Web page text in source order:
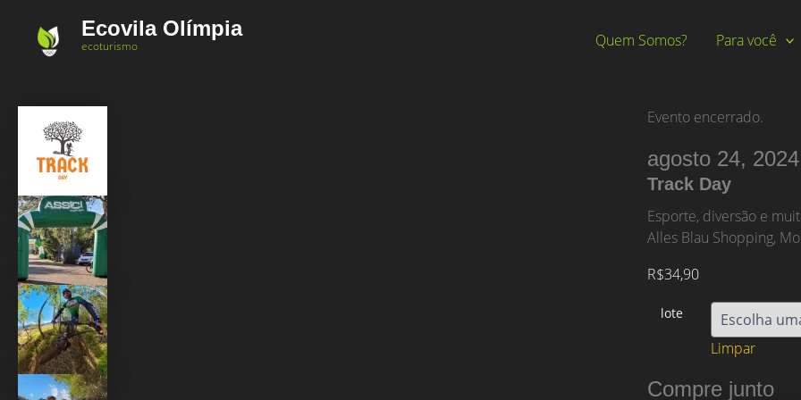
Ecovila Olímpia
ecoturismo Quem Somos? Para você
Evento encerrado.
agosto 24, 2024
Track Day
Esporte, diversão e
Alles Blau Shopping,
R$34,90
lote
Limpar
Compre junto